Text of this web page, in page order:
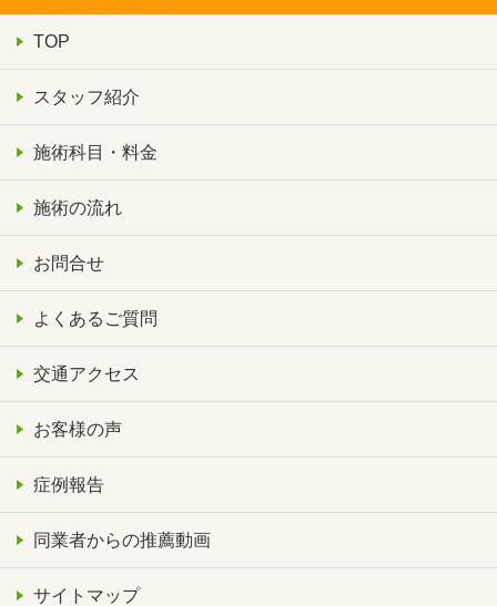
TOP
スタッフ紹介
施術科目・料金
施術の流れ
お問合せ
よくあるご質問
交通アクセス
お客様の声
症例報告
同業者からの推薦動画
サイトマップ